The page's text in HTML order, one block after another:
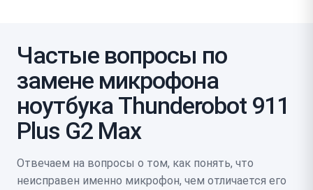
Частые вопросы по
замене микрофона
ноутбука Thunderobot 911
Plus G2 Max
Отвечаем на вопросы о том, как понять, что
неисправен именно микрофон, чем отличается его